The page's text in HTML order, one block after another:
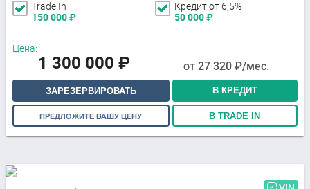
Trade In
150 000₽
Кредит от 6,5%
50 000₽
Цена:
1 300 000 ₽ от 27 320 ₽/мес.
ЗАРЕЗЕРВИРОВАТЬ В КРЕДИТ
ПРЕДЛОЖИТЕ ВАШУ ЦЕНУ В TRADE IN